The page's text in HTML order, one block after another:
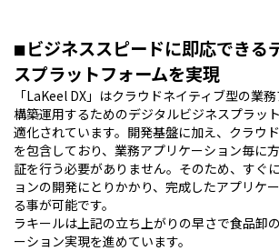
■ ビジネススピードに即応できる
スプラットフォームを実現
「LaKeel DX」はクラウドネイティブ型の業
構築運用するためのデジタルビジネスプラッ
適化されています。開発基盤に加え、クラウ
を包含しており、業務アプリケーション毎に
証を行う必要がありません。そのため、すぐ
ョンの開発にとりかかり、完成したアプリケ
る事が可能です。
ラキールは上記の立ち上がりの早さで食品卸
ーション実現を進めています。